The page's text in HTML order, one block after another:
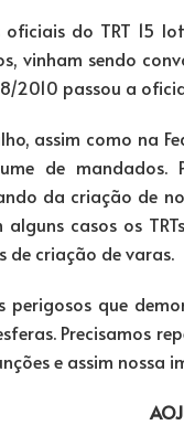
do TRT 15
vinham sendo
2010 passou a
assim como na
de mandados.
da criação de
casos os
de criação de varas.
perigosos que
Precisamos
e assim nossa